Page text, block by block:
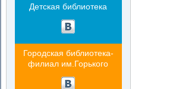
Детская библиотека
Городская библиотека-
филиал им.Горького